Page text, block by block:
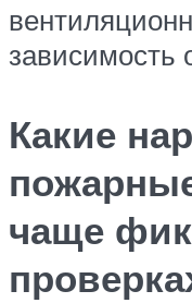
зависимость
Какие
чаще